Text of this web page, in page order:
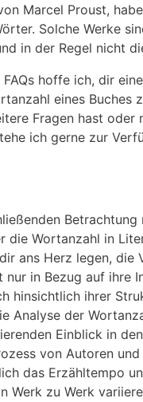
Marcel Proust,
Solche Werke
in der Regel nicht
FAQs hoffe ich, dir
eines Buches
Fragen hast oder
ich gerne zur
Betrachtung
die Wortanzahl in
ans Herz legen, die
nur in Bezug auf ihre
hinsichtlich ihrer
Analyse der
Einblick in
von Autoren
das Erzähltempo
Werk zu Werk